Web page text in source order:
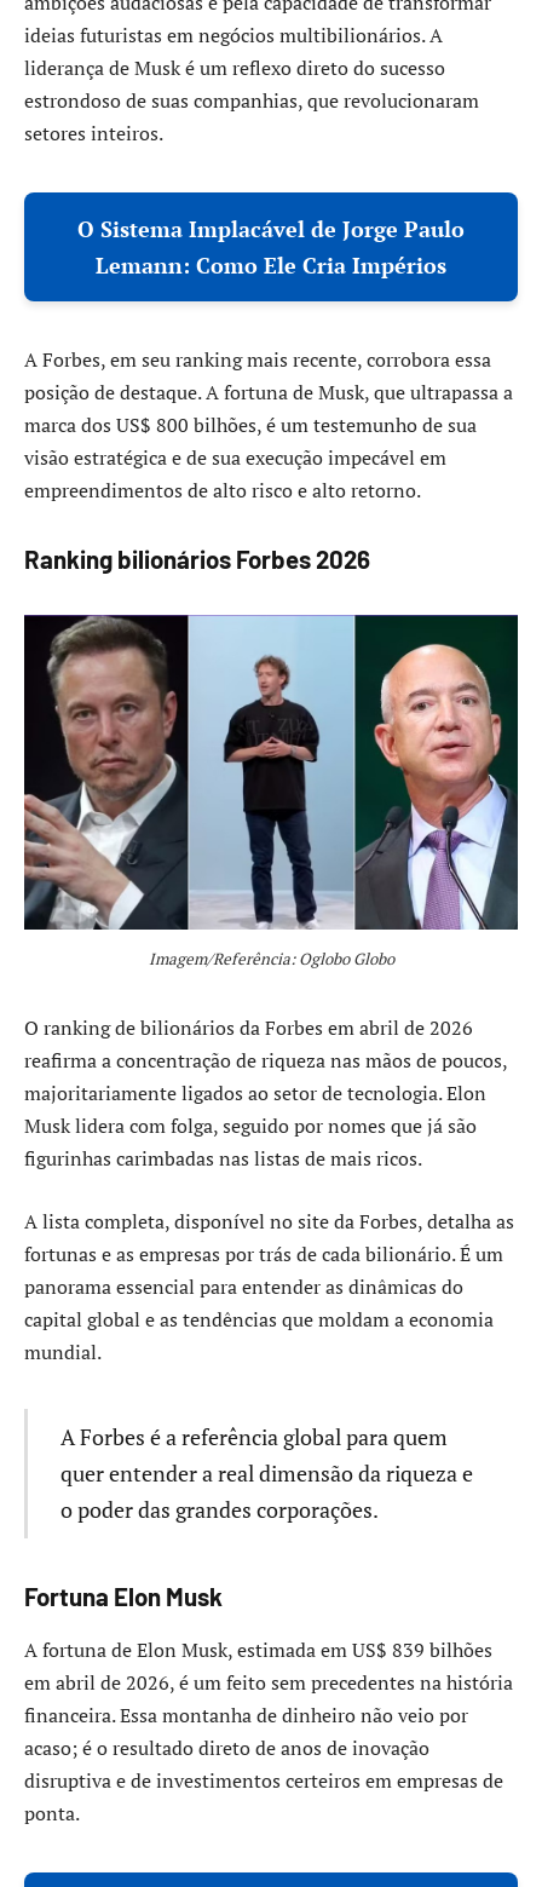
ideias futuristas em negócios multibilionários. A
liderança de Musk é um reflexo direto do sucesso
estrondoso de suas companhias, que revolucionaram
setores inteiros.
O Sistema Implacável de Jorge Paulo
Lemann: Como Ele Cria Impérios
A Forbes, em seu ranking mais recente, corrobora essa
posição de destaque. A fortuna de Musk, que ultrapassa a
marca dos US$ 800 bilhões, é um testemunho de sua
visão estratégica e de sua execução impecável em
empreendimentos de alto risco e alto retorno.
Ranking bilionários Forbes 2026
Imagem/Referência: Oglobo Globo
O ranking de bilionários da Forbes em abril de 2026
reafirma a concentração de riqueza nas mãos de poucos,
majoritariamente ligados ao setor de tecnologia. Elon
Musk lidera com folga, seguido por nomes que já são
figurinhas carimbadas nas listas de mais ricos.
A lista completa, disponível no site da Forbes, detalha as
fortunas e as empresas por trás de cada bilionário. É um
panorama essencial para entender as dinâmicas do
capital global e as tendências que moldam a economia
mundial.
A Forbes é a referência global para quem
quer entender a real dimensão da riqueza e
o poder das grandes corporações.
Fortuna Elon Musk
A fortuna de Elon Musk, estimada em US$ 839 bilhões
em abril de 2026, é um feito sem precedentes na história
financeira. Essa montanha de dinheiro não veio por
acaso; é o resultado direto de anos de inovação
disruptiva e de investimentos certeiros em empresas de
ponta.